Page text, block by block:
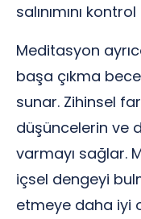
salınımını
Meditasyon
başa çıkma
sunar. Zihinsel
düşüncelerin ve
varmayı sağlar.
içsel dengeyi
etmeye daha iyi